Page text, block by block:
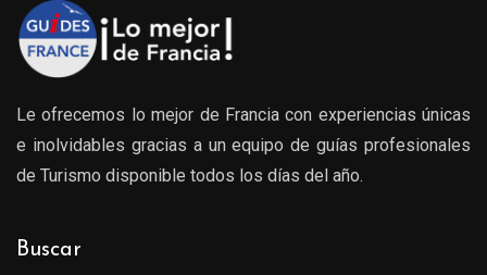
Le ofrecemos lo mejor de Francia con experiencias únicas
e inolvidables gracias a un equipo de guías profesionales
de Turismo disponible todos los días del año.
Buscar